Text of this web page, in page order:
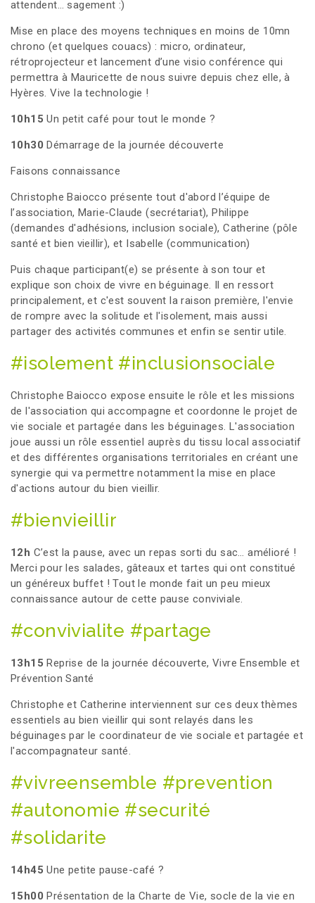
attendent… sagement :)
Mise en place des moyens techniques en moins de 10mn
chrono (et quelques couacs) : micro, ordinateur,
rétroprojecteur et lancement d’une visio conférence qui
permettra à Mauricette de nous suivre depuis chez elle, à
Hyères. Vive la technologie !
10h15 Un petit café pour tout le monde ?
10h30 Démarrage de la journée découverte
Faisons connaissance
Christophe Baiocco présente tout d'abord l’équipe de
l’association, Marie-Claude (secrétariat), Philippe
(demandes d'adhésions, inclusion sociale), Catherine (pôle
santé et bien vieillir), et Isabelle (communication)
Puis chaque participant(e) se présente à son tour et
explique son choix de vivre en béguinage. Il en ressort
principalement, et c'est souvent la raison première, l'envie
de rompre avec la solitude et l'isolement, mais aussi
partager des activités communes et enfin se sentir utile.
#isolement #inclusionsociale
Christophe Baiocco expose ensuite le rôle et les missions
de l'association qui accompagne et coordonne le projet de
vie sociale et partagée dans les béguinages. L'association
joue aussi un rôle essentiel auprès du tissu local associatif
et des différentes organisations territoriales en créant une
synergie qui va permettre notamment la mise en place
d'actions autour du bien vieillir.
#bienvieillir
12h C’est la pause, avec un repas sorti du sac… amélioré !
Merci pour les salades, gâteaux et tartes qui ont constitué
un généreux buffet ! Tout le monde fait un peu mieux
connaissance autour de cette pause conviviale.
#convivialite #partage
13h15 Reprise de la journée découverte, Vivre Ensemble et
Prévention Santé
Christophe et Catherine interviennent sur ces deux thèmes
essentiels au bien vieillir qui sont relayés dans les
béguinages par le coordinateur de vie sociale et partagée et
l'accompagnateur santé.
#vivreensemble #prevention
#autonomie #securité
#solidarite
14h45 Une petite pause-café ?
15h00 Présentation de la Charte de Vie, socle de la vie en